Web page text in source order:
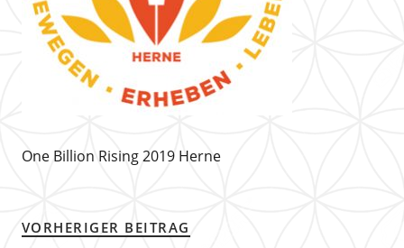
One Billion Rising 2019 Herne
VORHERIGER BEITRAG